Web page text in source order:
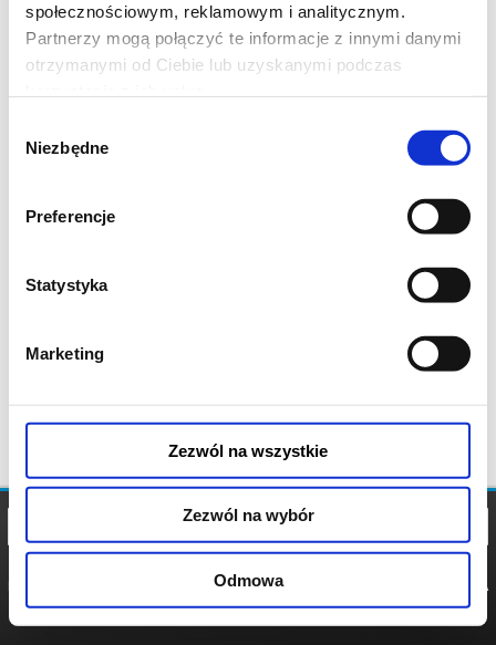
społecznościowym, reklamowym i analitycznym.
Partnerzy mogą połączyć te informacje z innymi danymi
otrzymanymi od Ciebie lub uzyskanymi podczas
zgody
Niezbędne
Preferencje
Statystyka
Marketing
Zezwól na wszystkie
Zezwól na wybór
Odmowa
POLITYKA
POLITYKA